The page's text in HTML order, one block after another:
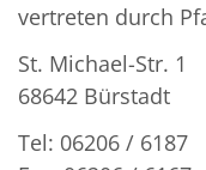
vertreten durch
St. Michael-Str. 1
68642 Bürstadt
Tel: 06206 / 6187